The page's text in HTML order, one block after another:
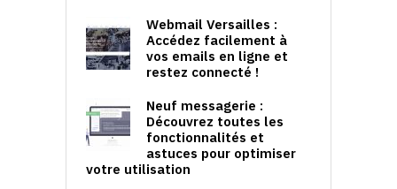
Webmail Versailles :
Accédez facilement à
vos emails en ligne et
restez connecté !
Neuf messagerie :
Découvrez toutes les
fonctionnalités et
astuces pour optimiser
votre utilisation